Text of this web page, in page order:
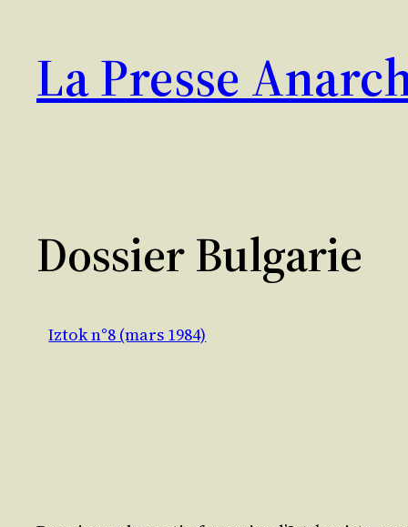
contenu
La Presse
Dossier Bulgarie
Iztok n°8 (mars 1984)